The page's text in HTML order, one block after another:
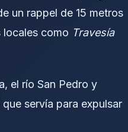
un rappel de 15 metros
locales como Travesía
el río San Pedro y
servía para expulsar